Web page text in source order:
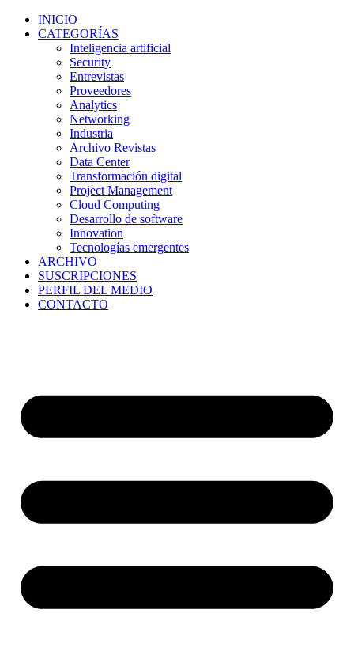
INICIO
CATEGORÍAS
Inteligencia artificial
Security
Entrevistas
Proveedores
Analytics
Networking
Industria
Archivo Revistas
Data Center
Transformación digital
Project Management
Cloud Computing
Desarrollo de software
Innovation
Tecnologías emergentes
ARCHIVO
SUSCRIPCIONES
PERFIL DEL MEDIO
CONTACTO